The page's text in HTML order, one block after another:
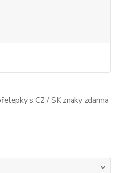
s CZ / SK znaky zdarma